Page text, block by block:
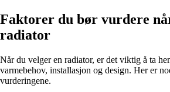
Faktorer du bør vurdere
radiator
Når du velger en radiator, er det viktig å ta
varmebehov, installasjon og design. Her er
vurderingene.